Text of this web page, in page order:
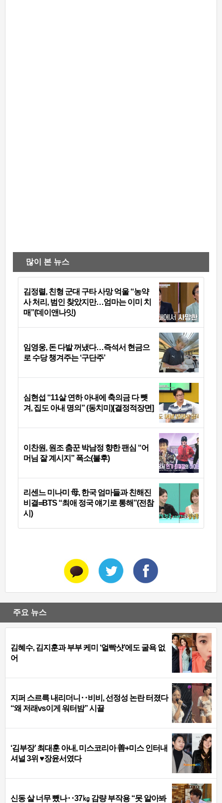
많이 본 뉴스
김정렬, 친형 군대 구타 사망 억울 “농약
사 처리, 범인 찾았지만…엄마는 이미 치
매”(데이앤나잇)
임영웅, 돈 다발 꺼냈다…즉석서 현금으
로 수당 챙겨주는 ‘구단주’
심현섭 “11살 연하 아내에 축의금 다 뺏
겨, 집도 아내 명의” (동치미)[결정적장면]
이찬원, 원조 춤꾼 박남정 향한 팬심 “어
머님 잘 계시지” 폭소(불후)
리센느 미나미 母, 한국 엄마들과 친해진
비결=BTS “최애 정국 얘기로 통해”(전참
시)
주요 뉴스
김혜수, 김지훈과 부부 케미 ‘얼빡샷’에도 굴욕 없
어
지퍼 스르륵 내리더니‥비비, 선정성 논란 터졌다
“왜 저래vs이게 워터밤” 시끌
‘김부장’ 최대훈 아내, 미스코리아 善+미스 인터내
셔널 3위 ♥장윤서였다
신동 살 너무 뺐나‥37㎏ 감량 부작용 “못 알아봐